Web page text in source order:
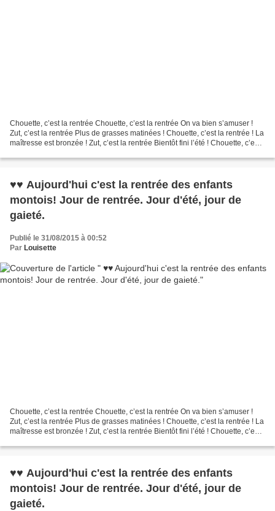
Chouette, c’est la rentrée Chouette, c’est la rentrée On va bien s’amuser !
Zut, c’est la rentrée Plus de grasses matinées ! Chouette, c’est la rentrée ! La
maîtresse est bronzée ! Zut, c’est la rentrée Bientôt fini l’été ! Chouette, c’est
♥♥ Aujourd'hui c'est la rentrée des enfants
montois! Jour de rentrée. Jour d'été, jour de
gaieté.
Publié le 31/08/2015 à 00:52
Par Louisette
Chouette, c’est la rentrée Chouette, c’est la rentrée On va bien s’amuser !
Zut, c’est la rentrée Plus de grasses matinées ! Chouette, c’est la rentrée ! La
maîtresse est bronzée ! Zut, c’est la rentrée Bientôt fini l’été ! Chouette, c’est
♥♥ Aujourd'hui c'est la rentrée des enfants
montois! Jour de rentrée. Jour d'été, jour de
gaieté.